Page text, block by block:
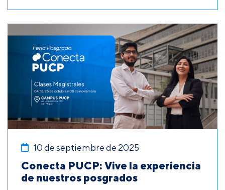
10 de septiembre de 2025
Conecta PUCP: Vive la experiencia
de nuestros posgrados